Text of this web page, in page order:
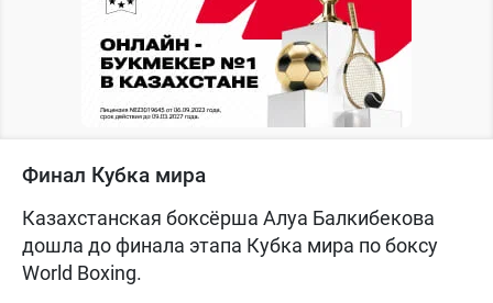
Финал Кубка мира
Казахстанская боксёрша Алуа Балкибекова
дошла до финала этапа Кубка мира по боксу
World Boxing.